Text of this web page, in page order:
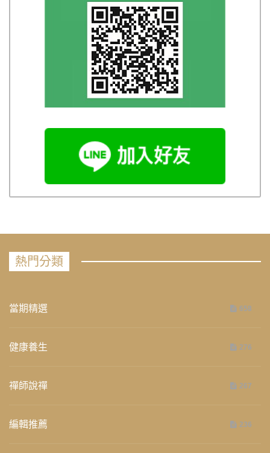
熱門分類
當期精選 658
健康養生 276
禪師說禪 267
編輯推薦 236